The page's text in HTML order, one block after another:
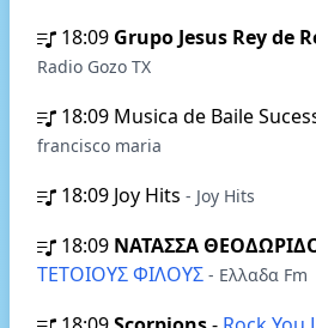
18:09 Grupo Jesus Rey de
Radio Gozo TX
18:09 Musica de Baile
francisco maria
18:09 Joy Hits - Joy Hits
18:09 ΝΑΤΑΣΣΑ
ΤΕΤΟΙΟΥΣ ΦΙΛΟΥΣ - Ελλαδα Fm